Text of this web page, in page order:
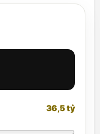
36,5 tỷ